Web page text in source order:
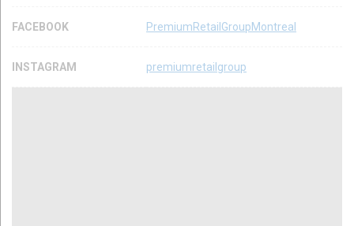
FACEBOOK PremiumRetailGroupMontreal
INSTAGRAM premiumretailgroup